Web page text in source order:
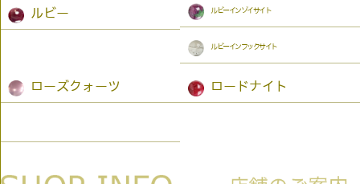
ルビー ルビーインゾイサイト
ルビーインフックサイト
ローズクォーツ ロードナイト